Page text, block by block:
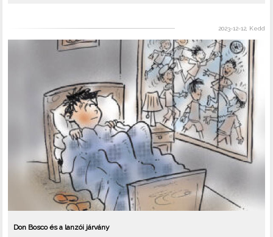
2023-12-12, Kedd
Don Bosco és a lanzói járvány